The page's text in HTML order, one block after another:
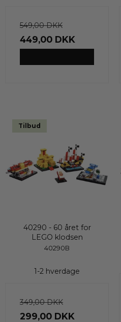
549,00 DKK
449,00 DKK
Tilbud
40290 - 60 året for
LEGO klodsen
40290B
1-2 hverdage
349,00 DKK
299,00 DKK